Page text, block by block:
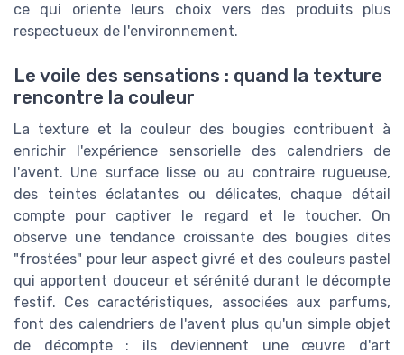
ce qui oriente leurs choix vers des produits plus
respectueux de l'environnement.
Le voile des sensations : quand la texture
rencontre la couleur
La texture et la couleur des bougies contribuent à
enrichir l'expérience sensorielle des calendriers de
l'avent. Une surface lisse ou au contraire rugueuse,
des teintes éclatantes ou délicates, chaque détail
compte pour captiver le regard et le toucher. On
observe une tendance croissante des bougies dites
"frostées" pour leur aspect givré et des couleurs pastel
qui apportent douceur et sérénité durant le décompte
festif. Ces caractéristiques, associées aux parfums,
font des calendriers de l'avent plus qu'un simple objet
de décompte : ils deviennent une œuvre d'art